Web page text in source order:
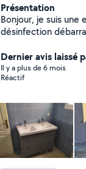
Présentation
Bonjour, je suis
désinfection
Dernier avis laissé
Il y a plus de 6 mois
Réactif